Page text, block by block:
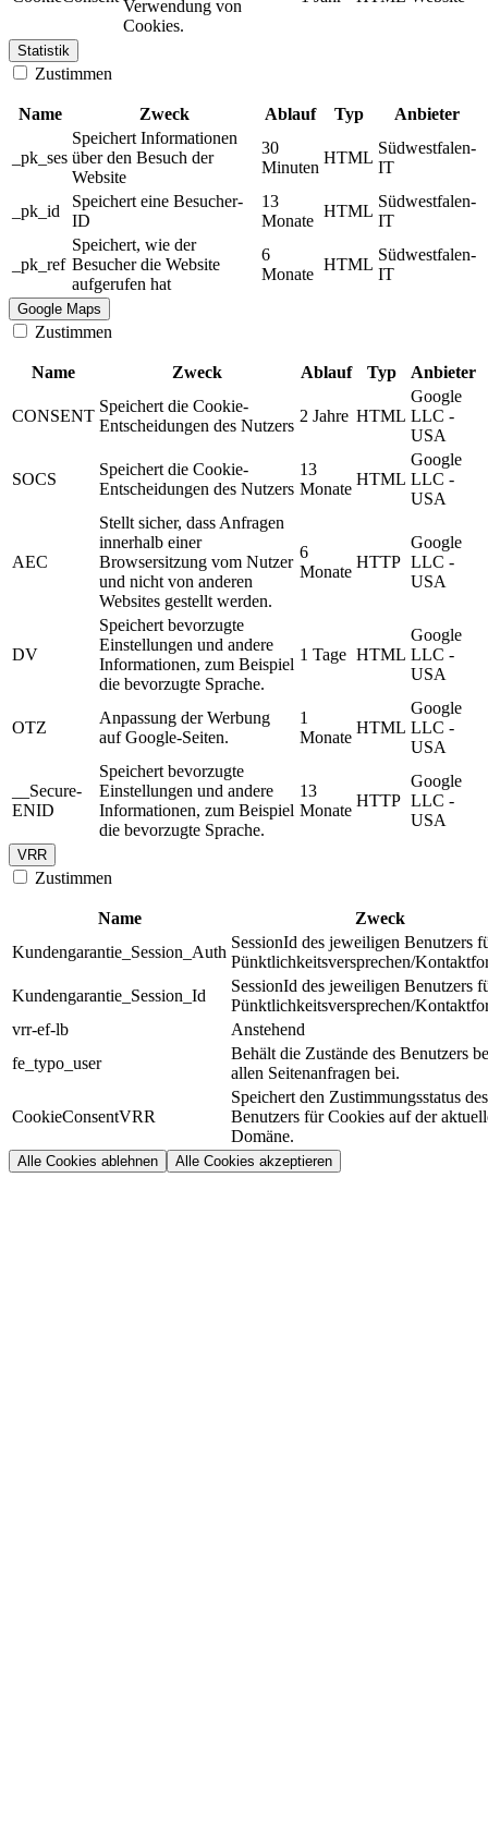
Verwendung von
Cookies.
Statistik
Zustimmen
Name Zweck Ablauf Typ Anbieter
_pk_ses
Speichert Informationen
über den Besuch der
Website
30
Minuten
HTML
Südwestfalen-
IT
_pk_id
Speichert eine Besucher-
ID
13
Monate
HTML
Südwestfalen-
IT
_pk_ref
Speichert, wie der
Besucher die Website
aufgerufen hat
6
Monate
HTML
Südwestfalen-
IT
Google Maps
Zustimmen
Name Zweck Ablauf Typ Anbieter
CONSENT
Speichert die Cookie-
Entscheidungen des Nutzers
2 Jahre HTML
Google
LLC -
USA
SOCS
Speichert die Cookie-
Entscheidungen des Nutzers
13
Monate
HTML
Google
LLC -
USA
AEC
Stellt sicher, dass Anfragen
innerhalb einer
Browsersitzung vom Nutzer
und nicht von anderen
Websites gestellt werden.
6
Monate
HTTP
Google
LLC -
USA
DV
Speichert bevorzugte
Einstellungen und andere
Informationen, zum Beispiel
die bevorzugte Sprache.
1 Tage HTML
Google
LLC -
USA
OTZ
Anpassung der Werbung
auf Google-Seiten.
1
Monate
HTML
Google
LLC -
USA
__Secure-
ENID
Speichert bevorzugte
Einstellungen und andere
Informationen, zum Beispiel
die bevorzugte Sprache.
13
Monate
HTTP
Google
LLC -
USA
VRR
Zustimmen
Name
Zweck
Kundengarantie_Session_Auth
SessionId des jeweiligen Benutzers
Pünktlichkeitsversprechen/
Kundengarantie_Session_Id
SessionId des jeweiligen Benutzers
Pünktlichkeitsversprechen/
vrr-ef-lb
Anstehend
fe_typo_user
Behält die Zustände des Benutzers
allen Seitenanfragen bei.
CookieConsentVRR
Speichert den Zustimmungsstatus des
Benutzers für Cookies auf der
Domäne.
Alle Cookies ablehnen Alle Cookies akzeptieren